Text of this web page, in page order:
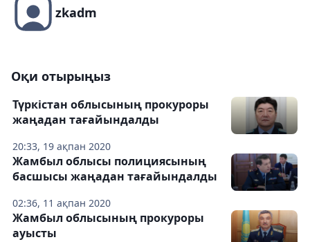
zkadm
Оқи отырыңыз
20:33, 19 ақпан 2020
Түркістан облысының прокуроры
жаңадан тағайындалды
02:36, 11 ақпан 2020
Жамбыл облысы полициясының
басшысы жаңадан тағайындалды
Жамбыл облысының прокуроры
ауысты